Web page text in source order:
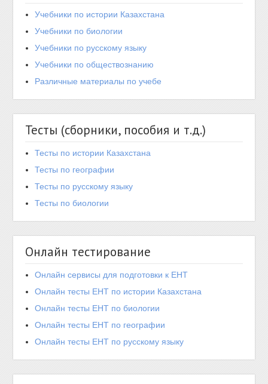
Учебники по истории Казахстана
Учебники по биологии
Учебники по русскому языку
Учебники по обществознанию
Различные материалы по учебе
Тесты (сборники, пособия и т.д.)
Тесты по истории Казахстана
Тесты по географии
Тесты по русскому языку
Тесты по биологии
Онлайн тестирование
Онлайн сервисы для подготовки к ЕНТ
Онлайн тесты ЕНТ по истории Казахстана
Онлайн тесты ЕНТ по биологии
Онлайн тесты ЕНТ по географии
Онлайн тесты ЕНТ по русскому языку